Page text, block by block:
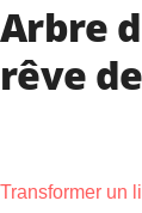
Arbre
rêve
Transformer un